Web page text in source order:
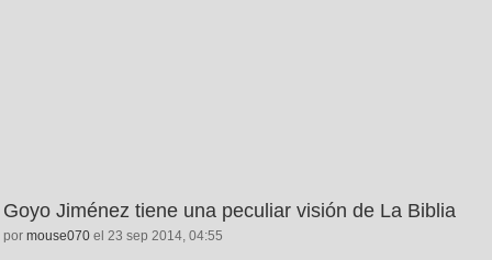
Goyo Jiménez tiene una peculiar visión de La Biblia
por mouse070 el 23 sep 2014, 04:55